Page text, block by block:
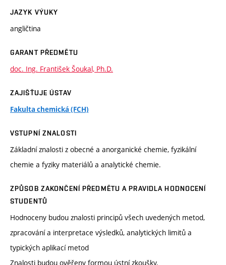
JAZYK VÝUKY
angličtina
GARANT PŘEDMĚTU
doc. Ing. František Šoukal, Ph.D.
ZAJIŠŤUJE ÚSTAV
Fakulta chemická (FCH)
VSTUPNÍ ZNALOSTI
Základní znalosti z obecné a anorganické chemie, fyzikální
chemie a fyziky materiálů a analytické chemie.
ZPŮSOB ZAKONČENÍ PŘEDMĚTU A PRAVIDLA HODNOCENÍ
STUDENTŮ
Hodnoceny budou znalosti principů všech uvedených metod,
zpracování a interpretace výsledků, analytických limitů a
typických aplikací metod
Znalosti budou ověřeny formou ústní zkoušky.